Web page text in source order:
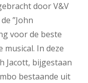
door V&V
”John
voor de beste
In deze
Jacott, bijgestaan
bestaande uit